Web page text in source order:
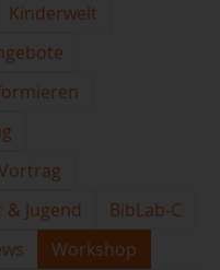
Kinderwelt
& Jugend
BibLab-C
Workshop